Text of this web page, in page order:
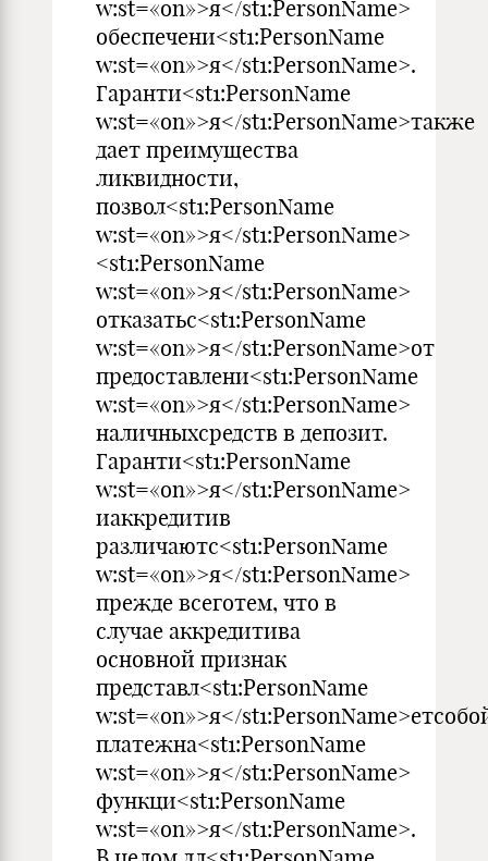
w:st=«on»>я</st1:PersonName>
обеспечени<st1:PersonName
w:st=«on»>я</st1:PersonName>.
Гаранти<st1:PersonName
w:st=«on»>я</st1:PersonName>также
дает преимущества
ликвидности,
позвол<st1:PersonName
w:st=«on»>я</st1:PersonName>
<st1:PersonName
w:st=«on»>я</st1:PersonName>
отказатьс<st1:PersonName
w:st=«on»>я</st1:PersonName>от
предоставлени<st1:PersonName
w:st=«on»>я</st1:PersonName>
наличныхсредств в депозит.
Гаранти<st1:PersonName
w:st=«on»>я</st1:PersonName>
иаккредитив
различаютс<st1:PersonName
w:st=«on»>я</st1:PersonName>
прежде всеготем, что в
случае аккредитива
основной признак
представл<st1:PersonName
w:st=«on»>я</
платежна<st1:PersonName
w:st=«on»>я</st1:PersonName>
функци<st1:PersonName
w:st=«on»>я</st1:PersonName>.